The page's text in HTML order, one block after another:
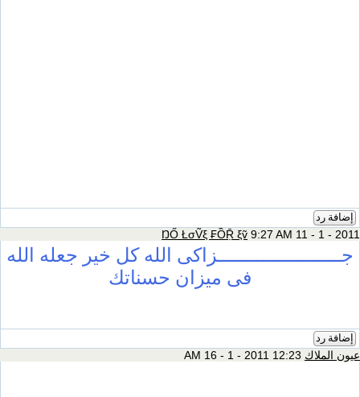
إضافة رد
ŊŐ ŁσṼξ ₣ỒṜ ξṽ 9:27 AM 11 - 1 - 2011
جــــــــــــــــــــــزاكى الله كل خير جعله الله
فى ميزان حسناتك
إضافة رد
عيون الملاك